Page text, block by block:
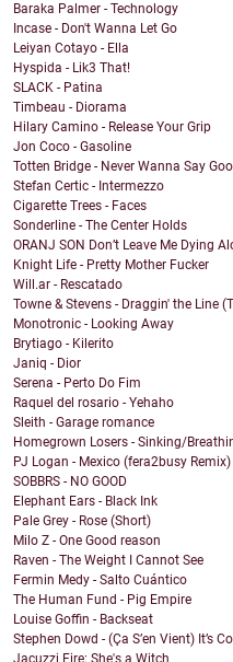
Baraka Palmer - Technology
Incase - Don't Wanna Let Go
Leiyan Cotayo - Ella
Hyspida - Lik3 That!
SLACK - Patina
Timbeau - Diorama
Hilary Camino - Release Your Grip
Jon Coco - Gasoline
Totten Bridge - Never Wanna Say
Stefan Certic - Intermezzo
Cigarette Trees - Faces
Sonderline - The Center Holds
ORANJ SON Don’t Leave Me Dying
Knight Life - Pretty Mother Fucker
Will.ar - Rescatado
Towne & Stevens - Draggin' the Line
Monotronic - Looking Away
Brytiago - Kilerito
Janiq - Dior
Serena - Perto Do Fim
Raquel del rosario - Yehaho
Sleith - Garage romance
Homegrown Losers - Sinking/
PJ Logan - Mexico (fera2busy Remix)
SOBBRS - NO GOOD
Elephant Ears - Black Ink
Pale Grey - Rose (Short)
Milo Z - One Good reason
Raven - The Weight I Cannot See
Fermin Medy - Salto Cuántico
The Human Fund - Pig Empire
Louise Goffin - Backseat
Stephen Dowd - (Ça S’en Vient) It’s
Jacuzzi Fire: She's a Witch